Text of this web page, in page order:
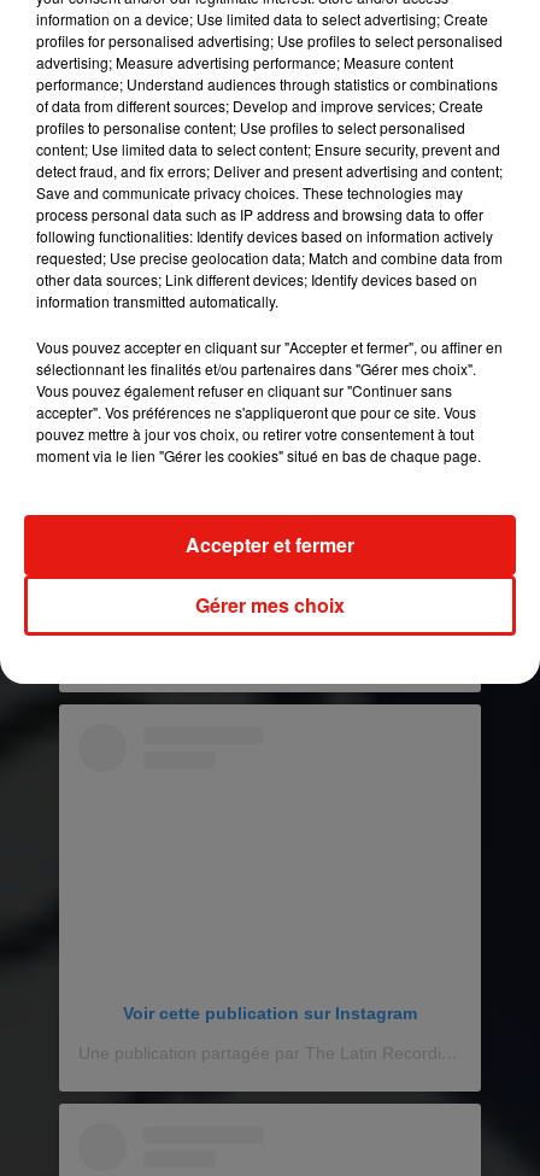
Voir cette publication sur Instagram
Une publication partagée par The Latin Recording Academy (@latingrammys)
Voir cette publication sur Instagram
Voir cette publication sur Instagram
information on a device; Use limited data to select advertising; Create
profiles for personalised advertising; Use profiles to select personalised
advertising; Measure advertising performance; Measure content
performance; Understand audiences through statistics or combinations
of data from different sources; Develop and improve services; Create
profiles to personalise content; Use profiles to select personalised
content; Use limited data to select content; Ensure security, prevent and
detect fraud, and fix errors; Deliver and present advertising and content;
Save and communicate privacy choices. These technologies may
process personal data such as IP address and browsing data to offer
following functionalities: Identify devices based on information actively
requested; Use precise geolocation data; Match and combine data from
other data sources; Link different devices; Identify devices based on
information transmitted automatically.
Vous pouvez accepter en cliquant sur "Accepter et fermer", ou affiner en
sélectionnant les finalités et/ou partenaires dans "Gérer mes choix".
Vous pouvez également refuser en cliquant sur "Continuer sans
accepter". Vos préférences ne s'appliqueront que pour ce site. Vous
pouvez mettre à jour vos choix, ou retirer votre consentement à tout
moment via le lien "Gérer les cookies" situé en bas de chaque page.
Gérer mes choix
Accepter et fermer